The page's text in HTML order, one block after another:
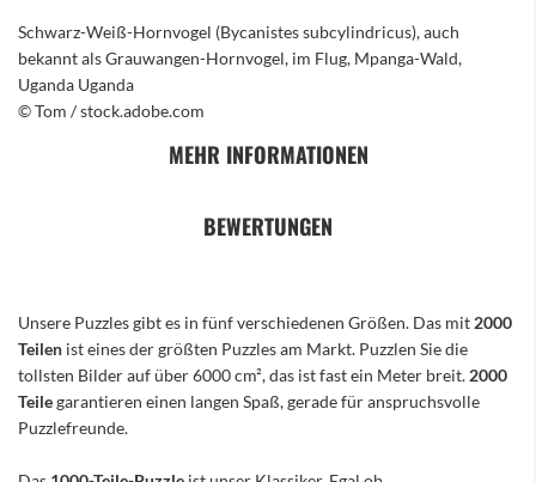
Schwarz-Weiß-Hornvogel (Bycanistes subcylindricus), auch
bekannt als Grauwangen-Hornvogel, im Flug, Mpanga-Wald,
Uganda Uganda
© Tom / stock.adobe.com
MEHR INFORMATIONEN
BEWERTUNGEN
Unsere Puzzles gibt es in fünf verschiedenen Größen. Das mit 2000
Teilen ist eines der größten Puzzles am Markt. Puzzlen Sie die
tollsten Bilder auf über 6000 cm², das ist fast ein Meter breit. 2000
Teilegarantieren einen langen Spaß, gerade für anspruchsvolle
Puzzlefreunde.